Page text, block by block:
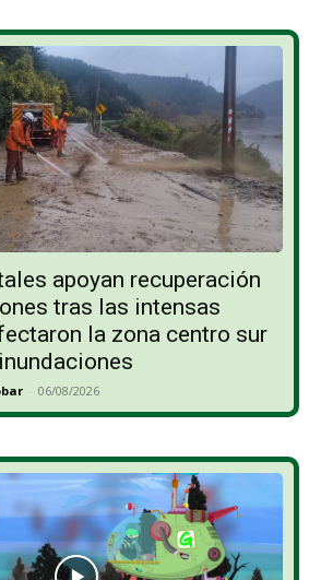
apoyan recuperación
tras las intensas
la zona centro sur
- 06/08/2026